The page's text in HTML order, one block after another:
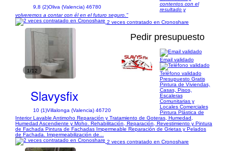
9,8 (2)Oliva (Valencia) 46780
contentos con el
resultado y
volveremos a contar con él en el futuro seguro."
2 veces contratado en Cronoshare
1/12
Pedir presupuesto
Slavysfix
10 (1)Villalonga (Valencia) 46720
Email validado
Teléfono validado
Presupuesto Gratis
Pintura de Viviendas,
Casas, Pisos,
Escaleras
Comunitarias y
Locales Comerciales
Pintura Plástica de
Interior Lavable Antimoho Reparación y Tratamiento de Goteras, Humedad,
Humedad Ascendiente y Moho. Rehabilitación, Reparación, Revestimiento y Pintura
de Fachada Pintura de Fachadas Impermeable Reparación de Grietas y Pelados
de Fachada. Impermeabilización de...
2 veces contratado en Cronoshare